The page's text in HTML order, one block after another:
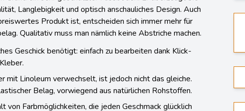
Grund ein sehr geschätzter Fussboden. Er überzeugt Sie
Langlebigkeit und optisch anschauliches Design. Auch
Produkt ist, entscheiden sich immer mehr für
Geschick benötigt: einfach zu bearbeiten dank Klick-
mit Linoleum verwechselt, ist jedoch nicht das gleiche.
Belag, vorwiegend aus natürlichen Rohstoffen.